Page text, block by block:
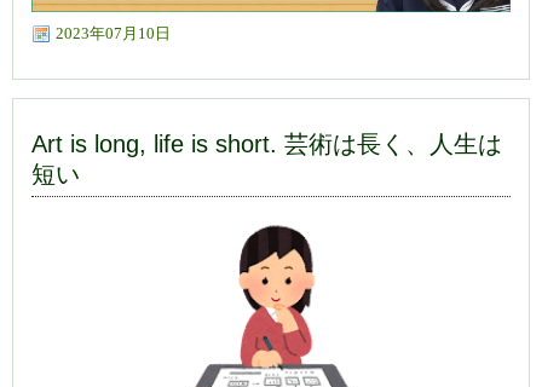
2023年07月10日
Art is long, life is short. 芸術は長く、人生は
短い